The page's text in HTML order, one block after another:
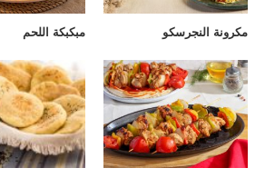
مكرونة النجرسكو مبكبكة اللحم